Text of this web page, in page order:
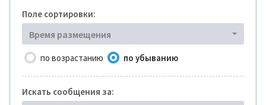
Поле сортировки:
Время размещения
по возрастанию по убыванию
Искать сообщения за: